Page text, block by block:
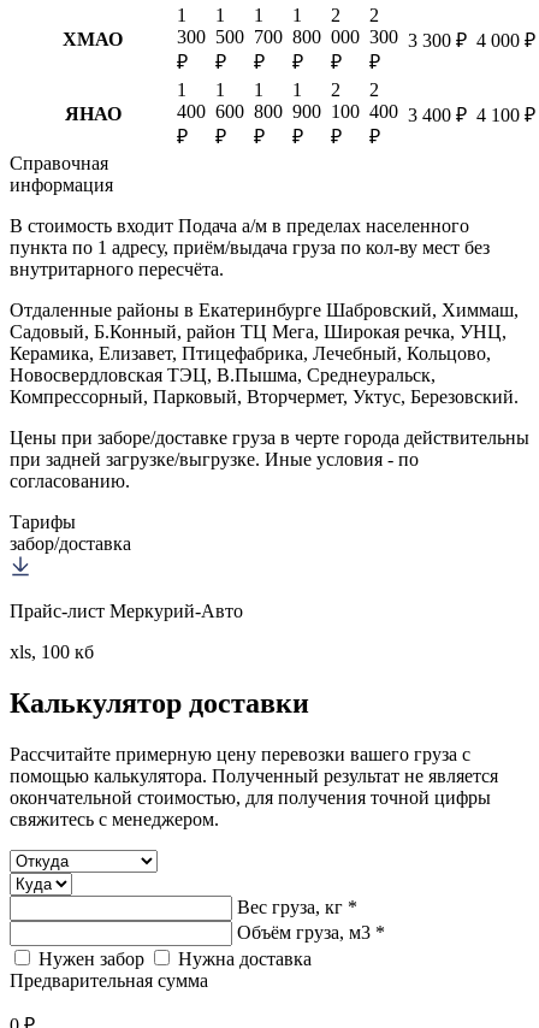
ХМАО
1
300
₽
1
500
₽
1
700
₽
1
800
₽
2
000
₽
2
300
₽
3 300 ₽ 4 000 ₽
ЯНАО
1
400
₽
1
600
₽
1
800
₽
1
900
₽
2
100
₽
2
400
₽
3 400 ₽ 4 100 ₽
Справочная
информация
В стоимость входит Подача а/м в пределах населенного
пункта по 1 адресу, приём/выдача груза по кол-ву мест без
внутритарного пересчёта.
Отдаленные районы в Екатеринбурге Шабровский, Химмаш,
Садовый, Б.Конный, район ТЦ Мега, Широкая речка, УНЦ,
Керамика, Елизавет, Птицефабрика, Лечебный, Кольцово,
Новосвердловская ТЭЦ, В.Пышма, Среднеуральск,
Компрессорный, Парковый, Вторчермет, Уктус, Березовский.
Цены при заборе/доставке груза в черте города действительны
при задней загрузке/выгрузке. Иные условия - по
согласованию.
Тарифы
забор/доставка
Прайс-лист Меркурий-Авто
xls, 100 кб
Калькулятор доставки
Рассчитайте примерную цену перевозки вашего груза с
помощью калькулятора. Полученный результат не является
окончательной стоимостью, для получения точной цифры
свяжитесь с менеджером.
Вес груза, кг *
Объём груза, м3 *
Нужен забор
Нужна доставка
Предварительная сумма